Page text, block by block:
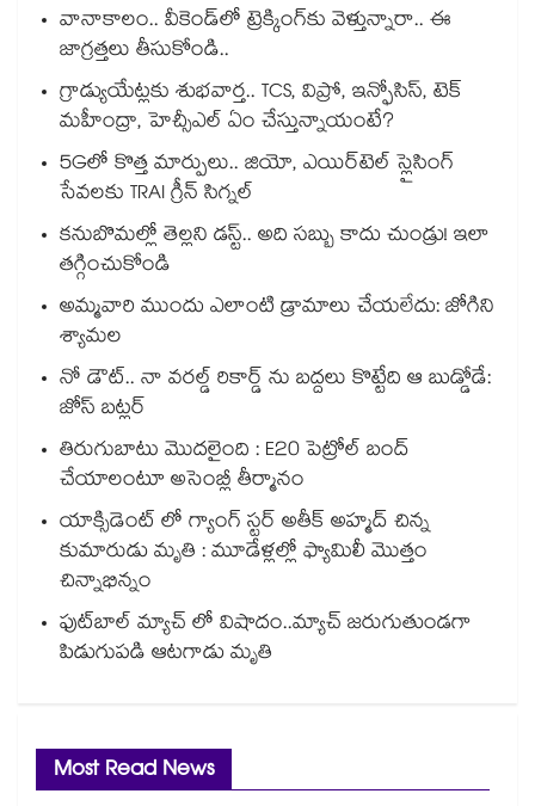
వానాకాలం.. వీకెండ్‏లో ట్రెక్కింగ్‎కు వెళ్తున్నారా.. ఈ
జాగ్రత్తలు తీసుకోండి..
గ్రాడ్యుయేట్లకు శుభవార్త.. TCS, విప్రో, ఇన్ఫోసిస్, టెక్
మహీంద్రా, హెచ్సీఎల్ ఏం చేస్తున్నాయంటే?
5Gలో కొత్త మార్పులు.. జియో, ఎయిర్‌టెల్ స్లైసింగ్
సేవలకు TRAI గ్రీన్ సిగ్నల్
కనుబొమల్లో తెల్లని డస్ట్.. అది సబ్బు కాదు చుండ్రు! ఇలా
తగ్గించుకోండి
అమ్మవారి ముందు ఎలాంటి డ్రామాలు చేయలేదు: జోగిని
శ్యామల
నో డౌట్.. నా వరల్డ్ రికార్డ్ ను బద్దలు కొట్టేది ఆ బుడ్డోడే:
జోస్ బట్లర్
తిరుగుబాటు మొదలైంది : E20 పెట్రోల్ బంద్
చేయాలంటూ అసెంబ్లీ తీర్మానం
యాక్సిడెంట్ లో గ్యాంగ్ స్టర్ అతీక్ అహ్మద్ చిన్న
కుమారుడు మృతి : మూడేళ్లల్లో ఫ్యామిలీ మొత్తం
చిన్నాభిన్నం
ఫుట్‌బాల్ మ్యాచ్ లో విషాదం..మ్యాచ్ జరుగుతుండగా
పిడుగుపడి ఆటగాడు మృతి
Most Read News